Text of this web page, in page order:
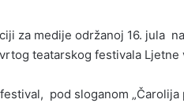
za medije održanoj 16. jula
teatarskog festivala Ljetne
pod sloganom